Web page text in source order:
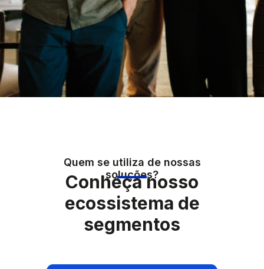
Quem se utiliza de nossas
soluções?
Conheça nosso
ecossistema de
segmentos